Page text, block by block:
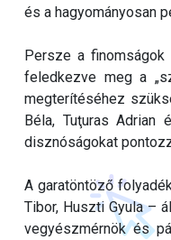
és a hagyományosan
Persze a
feledkezve meg a
megterítéséhez
Béla, Tuţuras
disznóságokat
A garatöntöző
Tibor, Huszti Gyula –
vegyészmérnök és